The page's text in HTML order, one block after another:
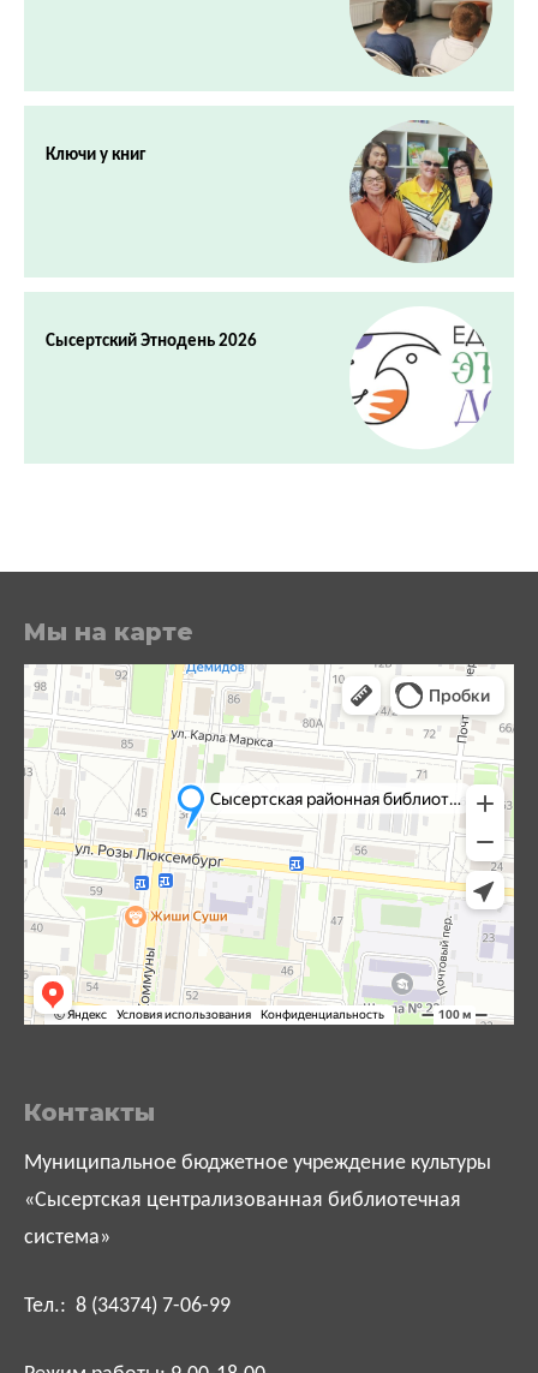
Ключи у книг
Сысертский Этнодень 2026
Мы на карте
Контакты
Муниципальное бюджетное учреждение культуры
«Сысертская централизованная библиотечная
система»
Тел.: 8 (34374) 7-06-99